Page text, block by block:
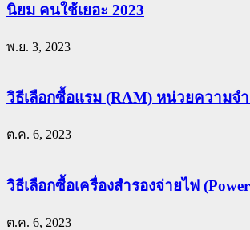
นิยม คนใช้เยอะ 2023
พ.ย. 3, 2023
วิธีเลือกซื้อแรม (RAM) หน่วยความจ
ต.ค. 6, 2023
วิธีเลือกซื้อเครื่องสำรองจ่ายไฟ
ต.ค. 6, 2023